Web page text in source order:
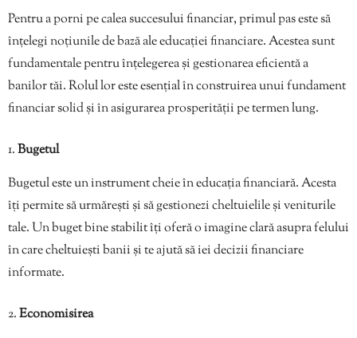
Pentru a porni pe calea succesului financiar, primul pas este să
înțelegi noțiunile de bază ale educației financiare. Acestea sunt
fundamentale pentru înțelegerea și gestionarea eficientă a
banilor tăi. Rolul lor este esențial în construirea unui fundament
financiar solid și în asigurarea prosperității pe termen lung.
Bugetul
Bugetul este un instrument cheie în educația financiară. Acesta
îți permite să urmărești și să gestionezi cheltuielile și veniturile
tale. Un buget bine stabilit îți oferă o imagine clară asupra felului
în care cheltuiești banii și te ajută să iei decizii financiare
informate.
Economisirea